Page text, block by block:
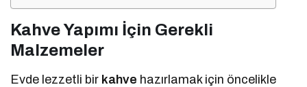
Kahve Yapımı İçin Gerekli
Malzemeler
Evde lezzetli bir kahve hazırlamak için öncelikle